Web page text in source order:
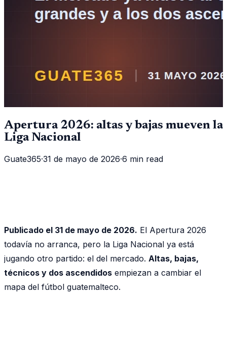
Apertura 2026: altas y bajas mueven la
Liga Nacional
Guate365·31 de mayo de 2026·6 min read
Publicado el 31 de mayo de 2026. El Apertura 2026
todavía no arranca, pero la Liga Nacional ya está
jugando otro partido: el del mercado. Altas, bajas,
técnicos y dos ascendidos empiezan a cambiar el
mapa del fútbol guatemalteco.